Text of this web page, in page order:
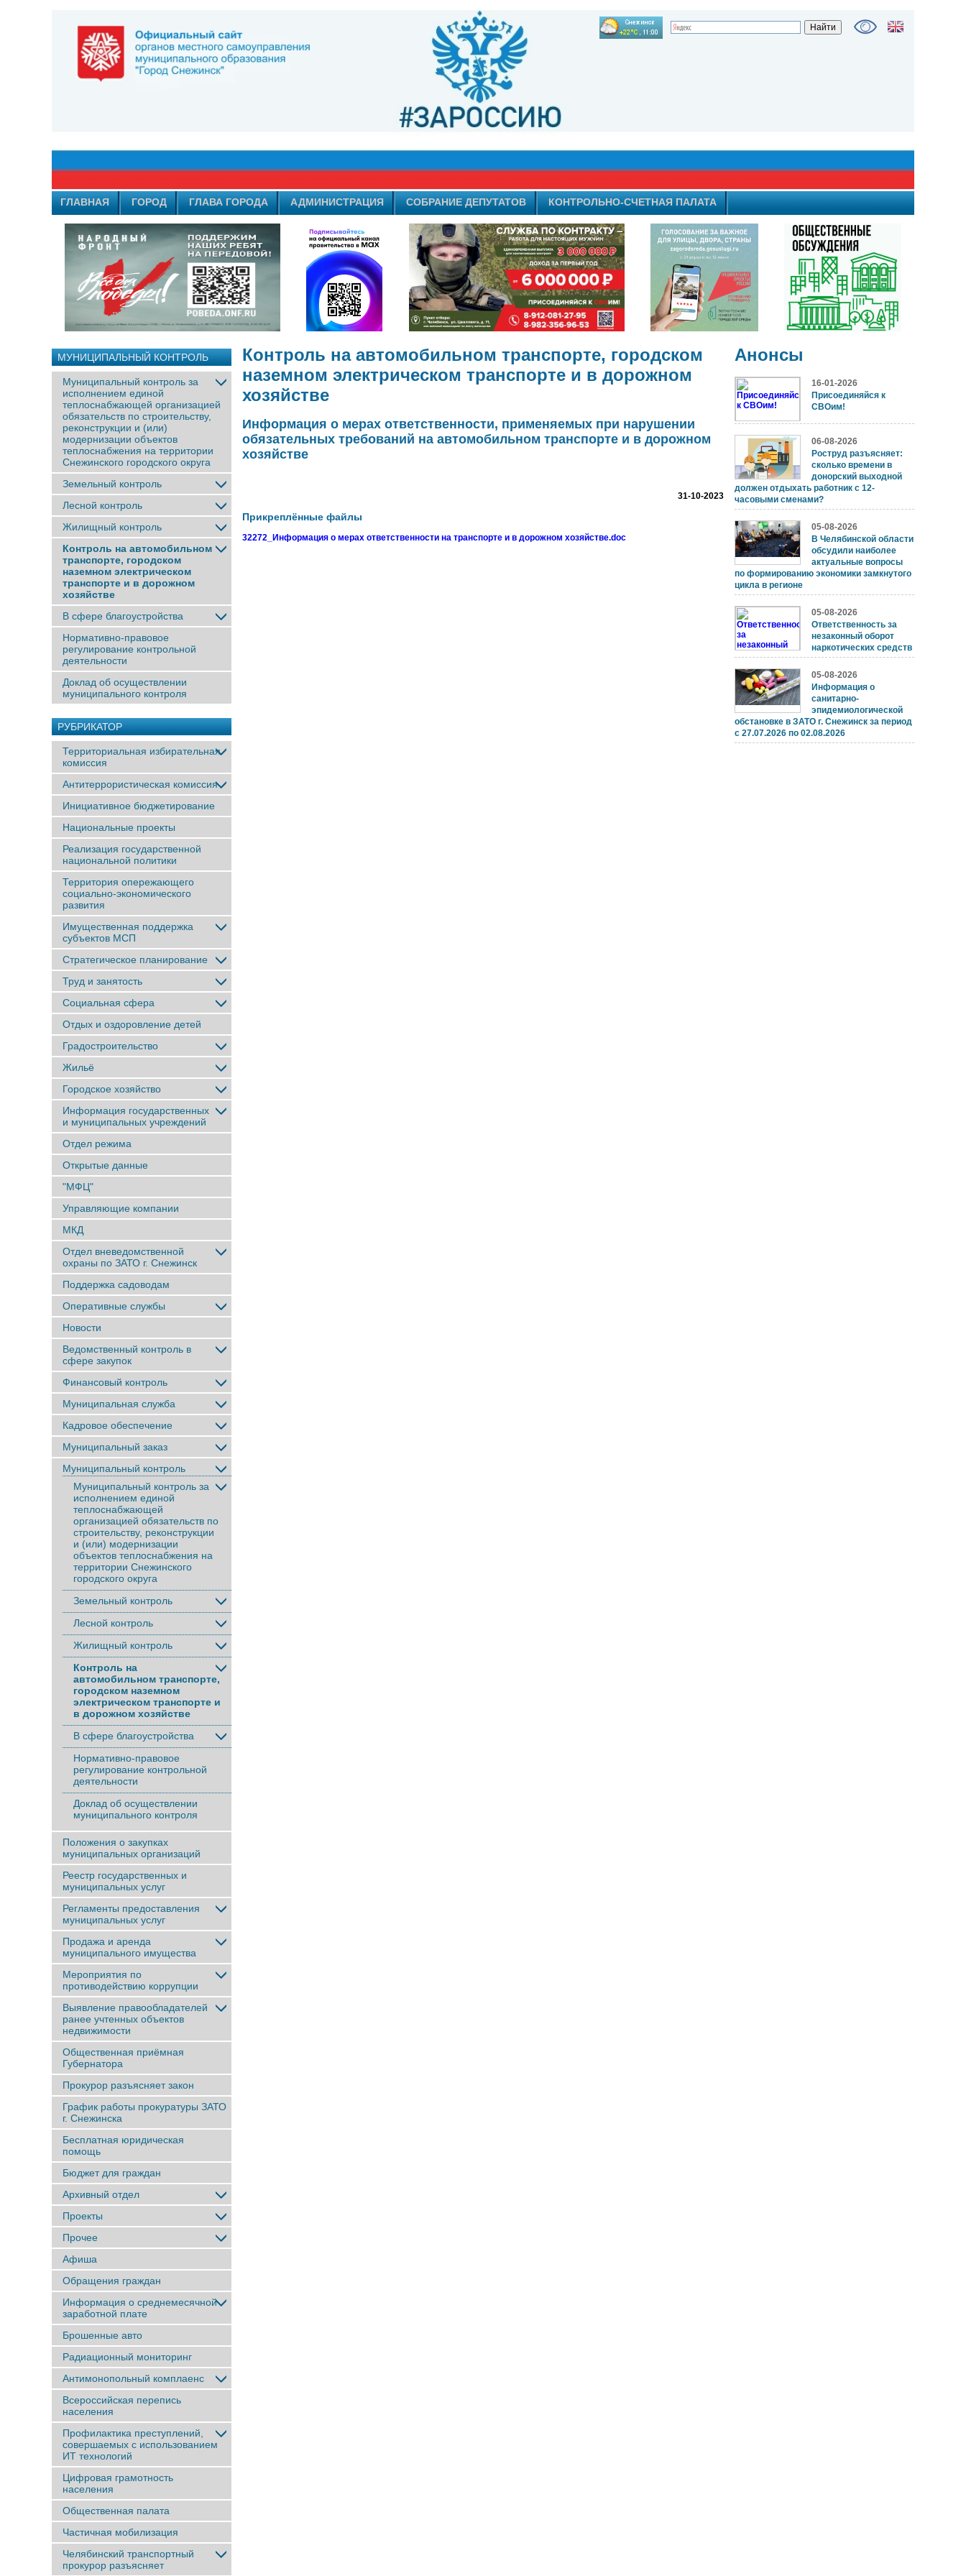
ГЛАВНАЯ ГОРОД ГЛАВА ГОРОДА АДМИНИСТРАЦИЯ СОБРАНИЕ ДЕПУТАТОВ КОНТРОЛЬНО-СЧЕТНАЯ ПАЛАТА
МУНИЦИПАЛЬНЫЙ КОНТРОЛЬ
Муниципальный контроль за
исполнением единой
теплоснабжающей организацией
обязательств по строительству,
реконструкции и (или)
модернизации объектов
теплоснабжения на территории
Снежинского городского округа
Земельный контроль
Лесной контроль
Жилищный контроль
Контроль на автомобильном
транспорте, городском
наземном электрическом
транспорте и в дорожном
хозяйстве
В сфере благоустройства
Нормативно-правовое
регулирование контрольной
деятельности
Доклад об осуществлении
муниципального контроля
РУБРИКАТОР
Территориальная избирательная
комиссия
Антитеррористическая комиссия
Инициативное бюджетирование
Национальные проекты
Реализация государственной
национальной политики
Территория опережающего
социально-экономического
развития
Имущественная поддержка
субъектов МСП
Стратегическое планирование
Труд и занятость
Социальная сфера
Отдых и оздоровление детей
Градостроительство
Жильё
Городское хозяйство
Информация государственных
и муниципальных учреждений
Отдел режима
Открытые данные
"МФЦ"
Управляющие компании
МКД
Отдел вневедомственной
охраны по ЗАТО г. Снежинск
Поддержка садоводам
Оперативные службы
Новости
Ведомственный контроль в
сфере закупок
Финансовый контроль
Муниципальная служба
Кадровое обеспечение
Муниципальный заказ
Муниципальный контроль
Муниципальный контроль за
исполнением единой
теплоснабжающей
организацией обязательств по
строительству, реконструкции
и (или) модернизации
объектов теплоснабжения на
территории Снежинского
городского округа
Земельный контроль
Лесной контроль
Жилищный контроль
Контроль на
автомобильном транспорте,
городском наземном
электрическом транспорте и
в дорожном хозяйстве
В сфере благоустройства
Нормативно-правовое
регулирование контрольной
деятельности
Доклад об осуществлении
муниципального контроля
Положения о закупках
муниципальных организаций
Реестр государственных и
муниципальных услуг
Регламенты предоставления
муниципальных услуг
Продажа и аренда
муниципального имущества
Мероприятия по
противодействию коррупции
Выявление правообладателей
ранее учтенныx объектов
недвижимости
Общественная приёмная
Губернатора
Прокурор разъясняет закон
График работы прокуратуры ЗАТО
г. Снежинска
Бесплатная юридическая
помощь
Бюджет для граждан
Архивный отдел
Проекты
Прочее
Афиша
Обращения граждан
Информация о среднемесячной
заработной плате
Брошенные авто
Радиационный мониторинг
Антимонопольный комплаенс
Всероссийская перепись
населения
Профилактика преступлений,
совершаемых с использованием
ИТ технологий
Цифровая грамотность
населения
Общественная палата
Частичная мобилизация
Челябинский транспортный
прокурор разъясняет
Контроль на автомобильном транспорте, городском
наземном электрическом транспорте и в дорожном
хозяйстве
Информация о мерах ответственности, применяемых при нарушении
обязательных требований на автомобильном транспорте и в дорожном
хозяйстве
31-10-2023
Прикреплённые файлы
32272_Информация о мерах ответственности на транспорте и в дорожном хозяйстве.doc
Анонсы
16-01-2026
Присоединяйся к
СВОим!
06-08-2026
Роструд разъясняет:
сколько времени в
донорский выходной
должен отдыхать работник с 12-
часовыми сменами?
05-08-2026
В Челябинской области
обсудили наиболее
актуальные вопросы
по формированию экономики замкнутого
цикла в регионе
05-08-2026
Ответственность за
незаконный оборот
наркотических средств
05-08-2026
Информация о
санитарно-
эпидемиологической
обстановке в ЗАТО г. Снежинск за период
с 27.07.2026 по 02.08.2026